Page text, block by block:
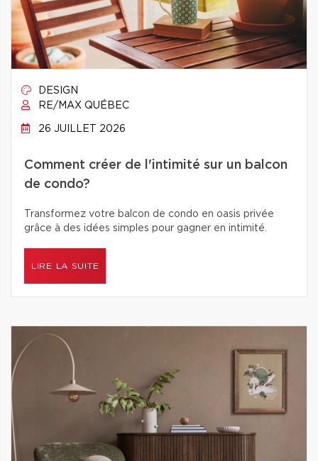
DESIGN
RE/MAX QUÉBEC
26 JUILLET 2026
Comment créer de l'intimité sur un balcon
de condo?
Transformez votre balcon de condo en oasis privée
grâce à des idées simples pour gagner en intimité.
LIRE LA SUITE